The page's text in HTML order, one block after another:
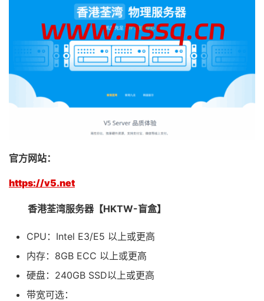
官方网站：
https://v5.net
香港荃湾服务器【HKTW-盲盒】
CPU：Intel E3/E5 以上或更高
内存：8GB ECC 以上或更高
硬盘：240GB SSD以上或更高
带宽可选：